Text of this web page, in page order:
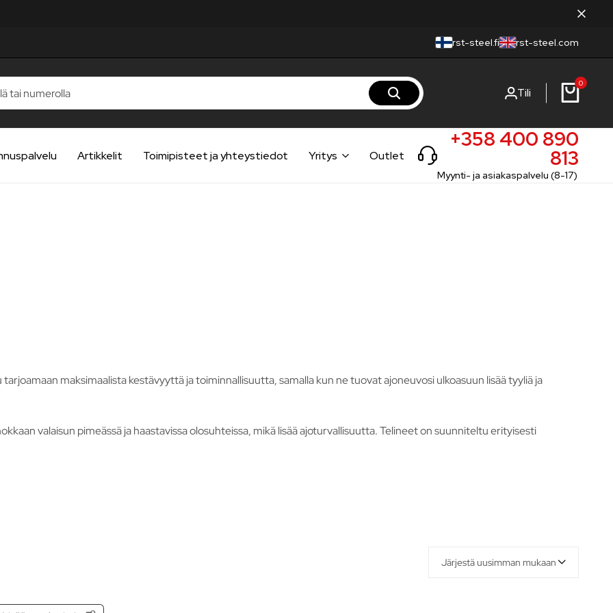
rst-steel.fi rst-steel.com
Tili
0
Artikkelit Toimipisteet ja yhteystiedot Yritys Outlet
+358 400 890
813
Myynti- ja asiakaspalvelu (8-17)
maksimaalista kestävyyttä ja toiminnallisuutta, samalla kun ne tuovat ajoneuvosi ulkoasuun lisää tyyliä ja
valaisun pimeässä ja haastavissa olosuhteissa, mikä lisää ajoturvallisuutta. Telineet on suunniteltu erityisesti
Järjestä uusimman mukaan